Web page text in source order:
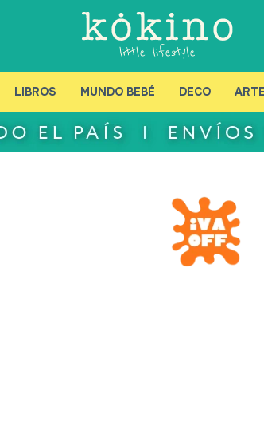
LIBROS MUNDO BEBÉ DECO